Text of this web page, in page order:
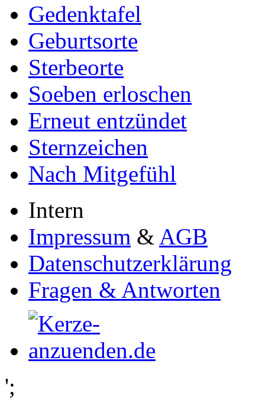
Gedenktafel
Geburtsorte
Sterbeorte
Soeben erloschen
Erneut entzündet
Sternzeichen
Nach Mitgefühl
Intern
Impressum & AGB
Datenschutzerklärung
Fragen & Antworten
';